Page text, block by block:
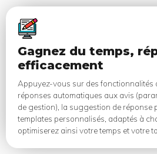
Gagnez du temps,
efficacement
Appuyez-vous sur des fonctionnalités
réponses automatiques aux avis
de gestion), la suggestion de réponse
templates personnalisés, adaptés à
optimiserez ainsi votre temps et votre